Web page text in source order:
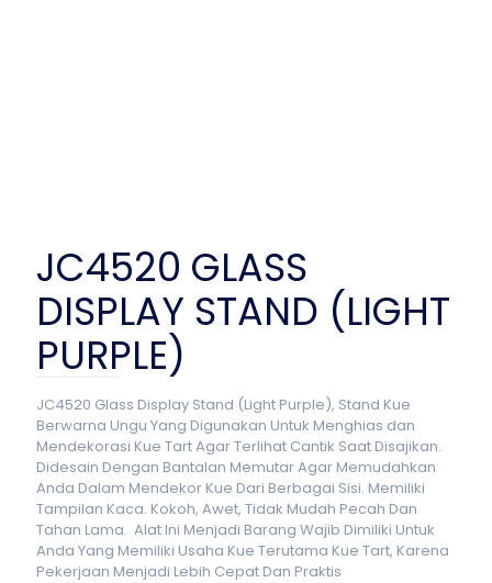
JC4520 GLASS
DISPLAY STAND (LIGHT
PURPLE)
JC4520 Glass Display Stand (Light Purple), Stand Kue
Berwarna Ungu Yang Digunakan Untuk Menghias dan
Mendekorasi Kue Tart Agar Terlihat Cantik Saat Disajikan.
Didesain Dengan Bantalan Memutar Agar Memudahkan
Anda Dalam Mendekor Kue Dari Berbagai Sisi. Memiliki
Tampilan Kaca. Kokoh, Awet, Tidak Mudah Pecah Dan
Tahan Lama. Alat Ini Menjadi Barang Wajib Dimiliki Untuk
Anda Yang Memiliki Usaha Kue Terutama Kue Tart, Karena
Pekerjaan Menjadi Lebih Cepat Dan Praktis